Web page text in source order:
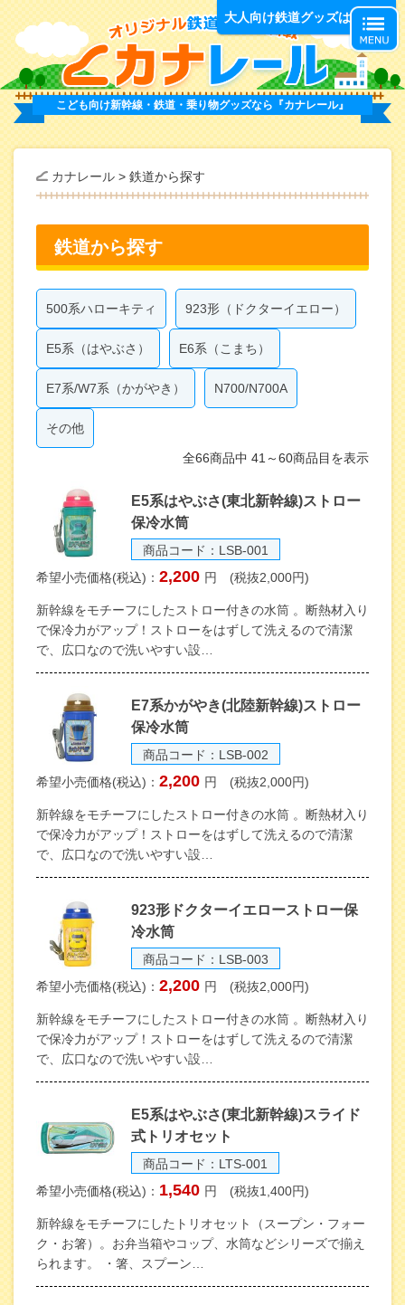
大人向け鉄道グッズはこちら
こども向け新幹線・鉄道・乗り物グッズなら 『カナレール』
カナレール > 鉄道から探す
鉄道から探す
500系ハローキティ 923形（ドクターイエロー）
E5系（はやぶさ） E6系（こまち）
E7系/W7系（かがやき） N700/N700A
その他
全66商品中 41～60商品目を表示
E5系はやぶさ(東北新幹線)ストロー
保冷水筒
商品コード：LSB-001
希望小売価格(税込)： 2,200 円 (税抜2,000円)
新幹線をモチーフにしたストロー付きの水筒 。断熱材入り
で保冷力がアップ！ストローをはずして洗えるので清潔
で、広口なので洗いやすい設…
E7系かがやき(北陸新幹線)ストロー
保冷水筒
商品コード：LSB-002
希望小売価格(税込)： 2,200 円 (税抜2,000円)
新幹線をモチーフにしたストロー付きの水筒 。断熱材入り
で保冷力がアップ！ストローをはずして洗えるので清潔
で、広口なので洗いやすい設…
923形ドクターイエローストロー保
冷水筒
商品コード：LSB-003
希望小売価格(税込)： 2,200 円 (税抜2,000円)
新幹線をモチーフにしたストロー付きの水筒 。断熱材入り
で保冷力がアップ！ストローをはずして洗えるので清潔
で、広口なので洗いやすい設…
E5系はやぶさ(東北新幹線)スライド
式トリオセット
商品コード：LTS-001
希望小売価格(税込)： 1,540 円 (税抜1,400円)
新幹線をモチーフにしたトリオセット（スープン・フォー
ク・お箸）。お弁当箱やコップ、水筒などシリーズで揃え
られます。 ・箸、スプーン…